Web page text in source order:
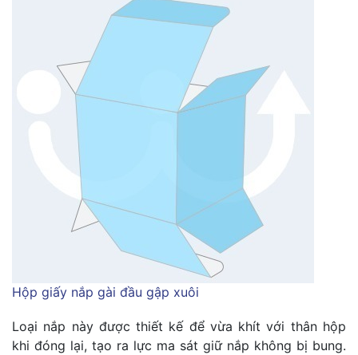
Hộp giấy nắp gài đầu gập xuôi
Loại nắp này được thiết kế để vừa khít với thân hộp
khi đóng lại, tạo ra lực ma sát giữ nắp không bị bung.